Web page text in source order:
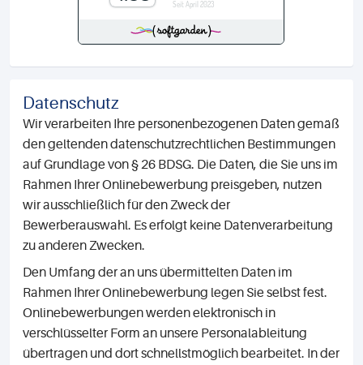
Datenschutz
Wir verarbeiten Ihre personenbezogenen Daten gemäß
den geltenden datenschutzrechtlichen Bestimmungen
auf Grundlage von § 26 BDSG. Die Daten, die Sie uns im
Rahmen Ihrer Onlinebewerbung preisgeben, nutzen
wir ausschließlich für den Zweck der
Bewerberauswahl. Es erfolgt keine Datenverarbeitung
zu anderen Zwecken.
Den Umfang der an uns übermittelten Daten im
Rahmen Ihrer Onlinebewerbung legen Sie selbst fest.
Onlinebewerbungen werden elektronisch in
verschlüsselter Form an unsere Personalableitung
übertragen und dort schnellstmöglich bearbeitet. In der